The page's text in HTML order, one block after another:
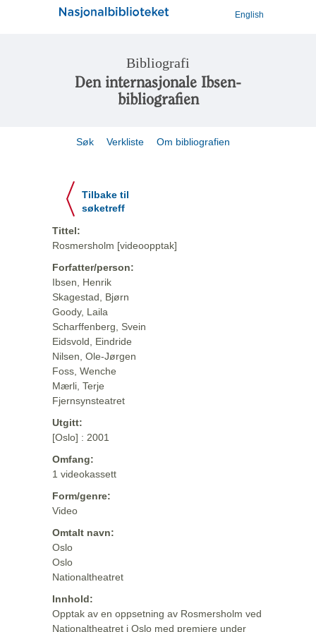
English
Bibliografi
Den internasjonale Ibsen-
bibliografien
Søk Verkliste Om bibliografien
Tilbake til
søketreff
Tittel:
Rosmersholm [videoopptak]
Forfatter/person:
Ibsen, Henrik
Skagestad, Bjørn
Goody, Laila
Scharffenberg, Svein
Eidsvold, Eindride
Nilsen, Ole-Jørgen
Foss, Wenche
Mærli, Terje
Fjernsynsteatret
Utgitt:
[Oslo] : 2001
Omfang:
1 videokassett
Form/genre:
Video
Omtalt navn:
Oslo
Oslo
Nationaltheatret
Innhold:
Opptak av en oppsetning av Rosmersholm ved
Nationaltheatret i Oslo med premiere under